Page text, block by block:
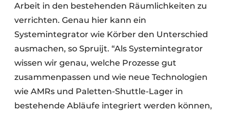
Arbeit in den bestehenden Räumlichkeiten zu
verrichten. Genau hier kann ein
Systemintegrator wie Körber den Unterschied
ausmachen, so Spruijt. “Als Systemintegrator
wissen wir genau, welche Prozesse gut
zusammenpassen und wie neue Technologien
wie AMRs und Paletten-Shuttle-Lager in
bestehende Abläufe integriert werden können,